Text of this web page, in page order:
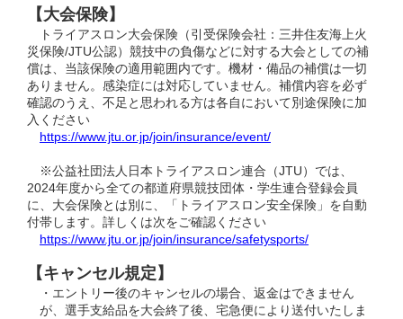
【大会保険】
トライアスロン大会保険（引受保険会社：三井住友海上火
災保険/JTU公認）競技中の負傷などに対する大会としての補
償は、当該保険の適用範囲内です。機材・備品の補償は一切
ありません。感染症には対応していません。補償内容を必ず
確認のうえ、不足と思われる方は各自において別途保険に加
入ください
https://www.jtu.or.jp/join/insurance/event/
※公益社団法人日本トライアスロン連合（JTU）では、
2024年度から全ての都道府県競技団体・学生連合登録会員
に、大会保険とは別に、「トライアスロン安全保険」を自動
付帯します。詳しくは次をご確認ください
https://www.jtu.or.jp/join/insurance/safetysports/
【キャンセル規定】
・エントリー後のキャンセルの場合、返金はできません
が、選手支給品を大会終了後、宅急便により送付いたしま